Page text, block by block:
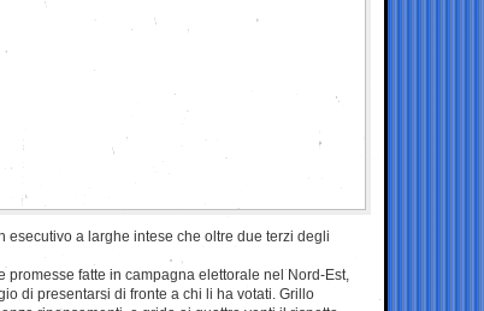
esecutivo a larghe intese che oltre due terzi degli
fatte in campagna elettorale nel Nord-Est,
di presentarsi di fronte a chi li ha votati. Grillo